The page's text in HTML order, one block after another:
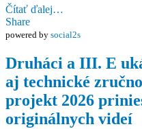
Čítať ďalej…
Share
powered by social2s
Druháci a III. E
aj technické
projekt 2026
originálnych videí